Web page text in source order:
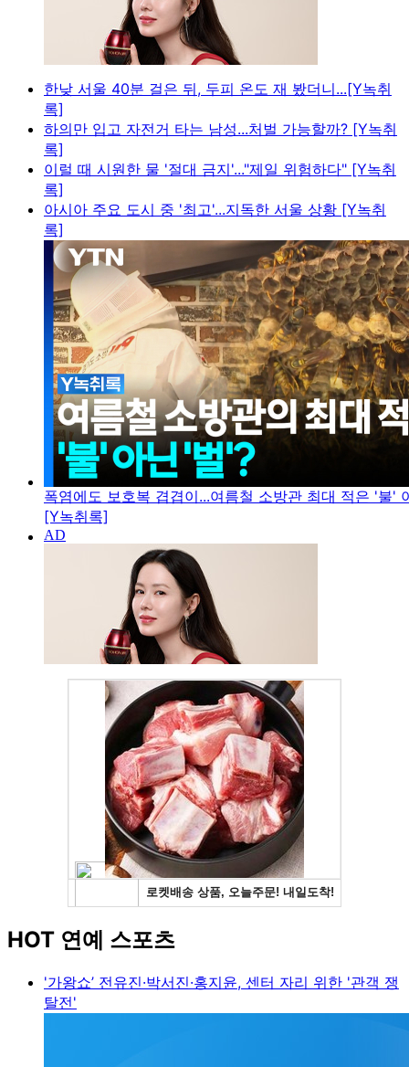
한낮 서울 40분 걸은 뒤, 두피 온도 재 봤더니...[Y녹취
록]
하의만 입고 자전거 타는 남성...처벌 가능할까? [Y녹취
록]
이럴 때 시원한 물 '절대 금지'..."제일 위험하다" [Y녹취
록]
아시아 주요 도시 중 '최고'...지독한 서울 상황 [Y녹취
록]
폭염에도 보호복 겹겹이...여름철 소방관 최대 적은 '불'
[Y녹취록]
HOT 연예 스포츠
'가왕쇼’ 전유진·박서진·홍지윤, 센터 자리 위한 '관객 쟁
탈전'